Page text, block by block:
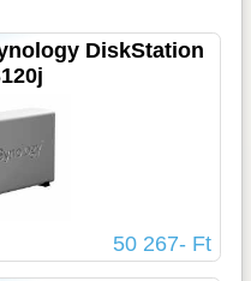
DiskStation
50 267- Ft